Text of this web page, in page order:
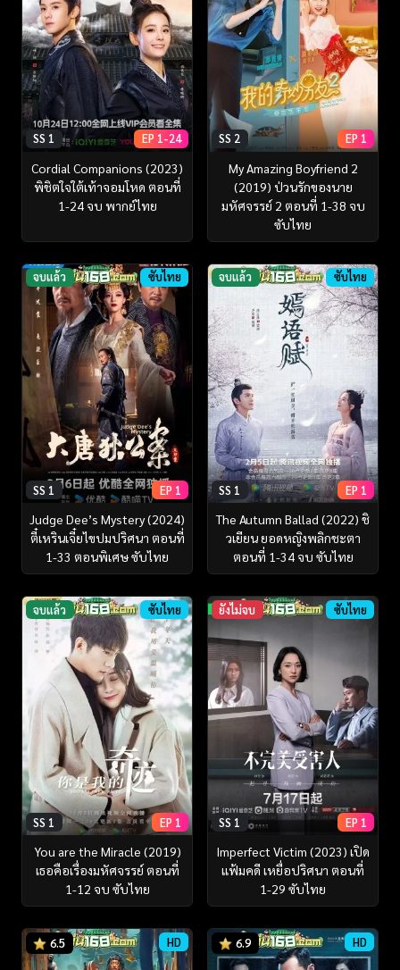
SS 1 EP 1-24
Cordial Companions (2023)
พิชิตใจใต้เท้าจอมโหด ตอนที่
1-24 จบ พากย์ไทย
SS 2 EP 1
My Amazing Boyfriend 2
(2019) ป่วนรักของนาย
มหัศจรรย์ 2 ตอนที่ 1-38 จบ
ซับไทย
จบแล้ว ซับไทย
SS 1 EP 1
Judge Dee’s Mystery (2024)
ตี๋เหรินเจี๋ยไขปมปริศนา ตอนที่
1-33 ตอนพิเศษ ซับไทย
จบแล้ว ซับไทย
SS 1 EP 1
The Autumn Ballad (2022) ชิ
วเยียน ยอดหญิงพลิกชะตา
ตอนที่ 1-34 จบ ซับไทย
จบแล้ว ซับไทย
SS 1 EP 1
You are the Miracle (2019)
เธอคือเรื่องมหัศจรรย์ ตอนที่
1-12 จบ ซับไทย
ยังไม่จบ ซับไทย
SS 1 EP 1
Imperfect Victim (2023) เปิด
แฟ้มคดี เหยื่อปริศนา ตอนที่
1-29 ซับไทย
6.5 HD 6.9 HD